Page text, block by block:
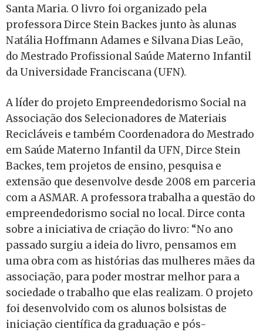
Santa Maria. O livro foi organizado pela
professora Dirce Stein Backes junto às alunas
Natália Hoffmann Adames e Silvana Dias Leão,
do Mestrado Profissional Saúde Materno Infantil
da Universidade Franciscana (UFN).
A líder do projeto Empreendedorismo Social na
Associação dos Selecionadores de Materiais
Recicláveis e também Coordenadora do Mestrado
em Saúde Materno Infantil da UFN, Dirce Stein
Backes, tem projetos de ensino, pesquisa e
extensão que desenvolve desde 2008 em parceria
com a ASMAR. A professora trabalha a questão do
empreendedorismo social no local. Dirce conta
sobre a iniciativa de criação do livro: “No ano
passado surgiu a ideia do livro, pensamos em
uma obra com as histórias das mulheres mães da
associação, para poder mostrar melhor para a
sociedade o trabalho que elas realizam. O projeto
foi desenvolvido com os alunos bolsistas de
iniciação científica da graduação e pós-